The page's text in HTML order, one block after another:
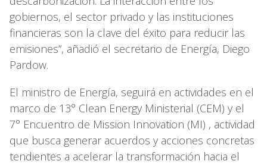
gobiernos, el sector privado y las instituciones
financieras son la clave del éxito para reducir las
emisiones”, añadió el secretario de Energía, Diego
Pardow.
El ministro de Energía, seguirá en actividades en el
marco de 13° Clean Energy Ministerial (CEM) y el
7° Encuentro de Mission Innovation (MI) , actividad
que busca generar acuerdos y acciones concretas
tendientes a acelerar la transformación hacia el